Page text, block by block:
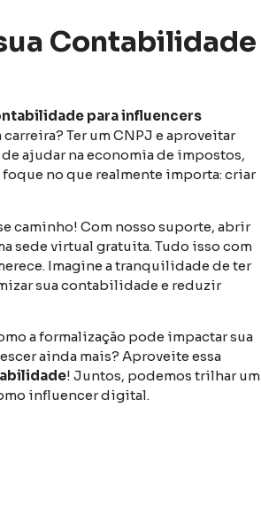
Contabilidade
para influencers
Ter um CNPJ e aproveitar
ajudar na economia de impostos,
no que realmente importa: criar
caminho! Com nosso suporte, abrir
sede virtual gratuita. Tudo isso com
Imagine a tranquilidade de ter
sua contabilidade e reduzir
a formalização pode impactar sua
ainda mais? Aproveite essa
! Juntos, podemos trilhar um
influencer digital.